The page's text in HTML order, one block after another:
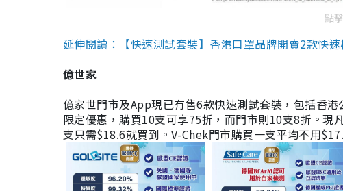
點
延伸閱讀：【快速測試套裝】香港口罩品牌開賣2款快
億世家
億家世門市及App現已有售6款快速測試套裝，包括香
限定優惠，購買10支可享75折，而門市則10支8折。
支只需$18.6就買到。V-Chek門市購買一支平均不用